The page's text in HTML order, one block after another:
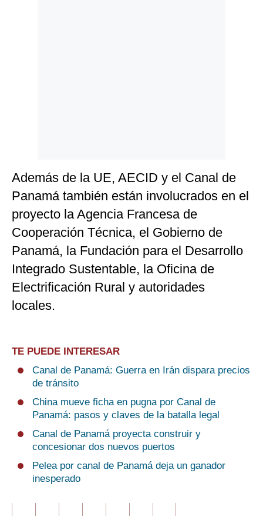
Además de la UE, AECID y el Canal de
Panamá también están involucrados en el
proyecto la Agencia Francesa de
Cooperación Técnica, el Gobierno de
Panamá, la Fundación para el Desarrollo
Integrado Sustentable, la Oficina de
Electrificación Rural y autoridades
locales.
TE PUEDE INTERESAR
Canal de Panamá: Guerra en Irán dispara precios
de tránsito
China mueve ficha en pugna por Canal de
Panamá: pasos y claves de la batalla legal
Canal de Panamá proyecta construir y
concesionar dos nuevos puertos
Pelea por canal de Panamá deja un ganador
inesperado